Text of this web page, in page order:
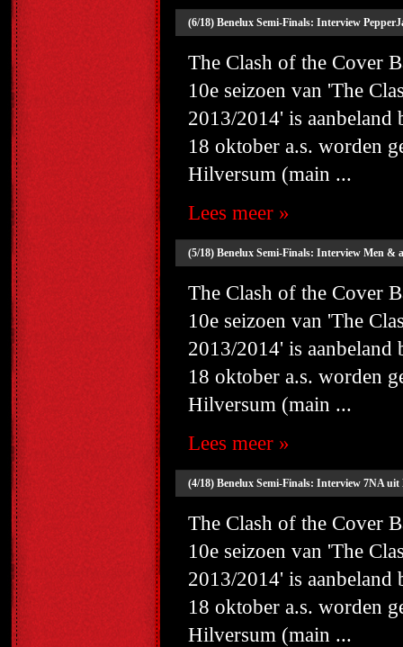
(6/18) Benelux Semi-Finals: Interview
The Clash of the Cover
10e seizoen van 'The
2013/2014' is
18 oktober a.s. worden
Hilversum (main ...
Lees meer »
(5/18) Benelux Semi-Finals: Interview Men &
The Clash of the Cover
10e seizoen van 'The
2013/2014' is
18 oktober a.s. worden
Hilversum (main ...
Lees meer »
(4/18) Benelux Semi-Finals: Interview 7NA uit
The Clash of the Cover
10e seizoen van 'The
2013/2014' is
18 oktober a.s. worden
Hilversum (main ...